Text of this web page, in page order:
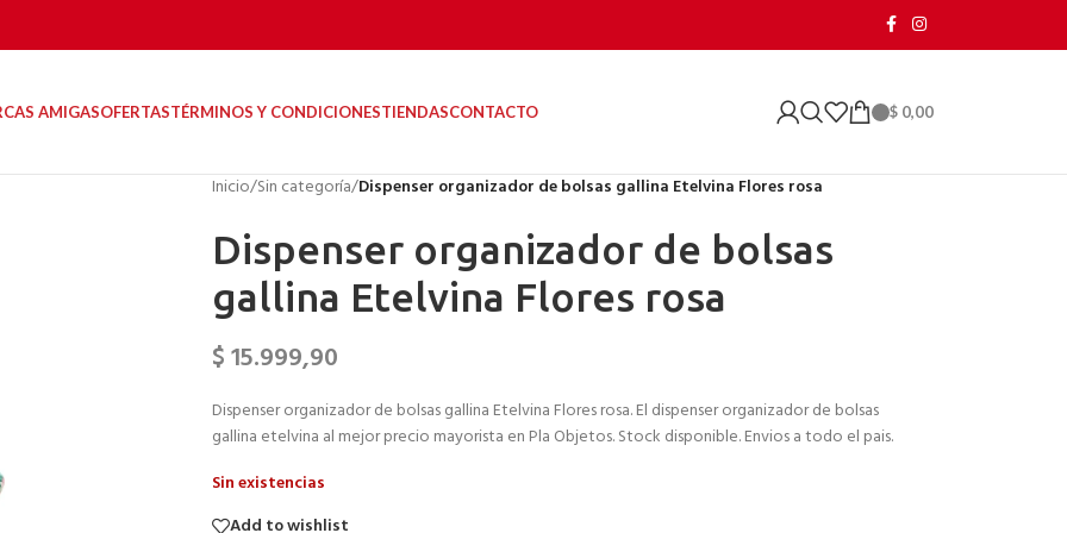
AMIGASOFERTASTÉRMINOS Y CONDICIONESTIENDASCONTACTO $ 0,00
Inicio/Sin categoría/Dispenser organizador de bolsas gallina Etelvina Flores rosa
Dispenser organizador de bolsas
gallina Etelvina Flores rosa
$15.999,90
Dispenser organizador de bolsas gallina Etelvina Flores rosa. El dispenser organizador de bolsas
gallina etelvina al mejor precio mayorista en Pla Objetos. Stock disponible. Envios a todo el pais.
Sin existencias
Add to wishlist